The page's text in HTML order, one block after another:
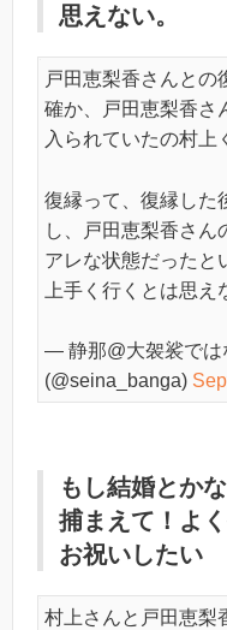
思えない。
戸田恵梨香さんとの
確か、戸田恵梨香さ
入られていたの村上
復縁って、復縁した
し、戸田恵梨香さん
アレな状態だったと
上手く行くとは思え
— 静那@大袈裟で
(@seina_banga)
もし結婚とか
捕まえて！よ
お祝いしたい
村上さんと戸田恵梨